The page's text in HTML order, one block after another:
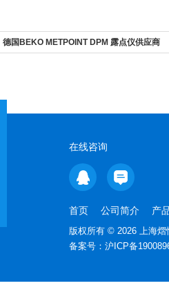
德国BEKO METPOINT DPM 露点仪供应商
在线咨询
首页 公司简介 产
版权所有 © 2026 上海熠
备案号： 沪ICP备